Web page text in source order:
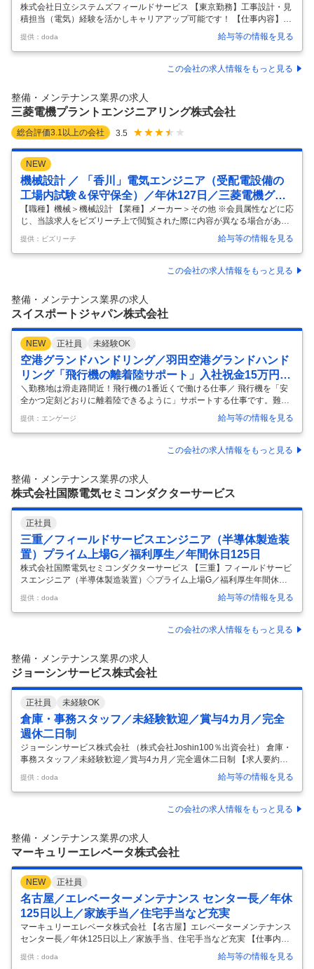
株式会社日立システムズフィールドサービス 【東京勤務】工事設計・見
積担当（電気）経験を活かしキャリアアップ可能です！ 【仕事内容】
【東京勤務】工事設計・見積担当（電気）経験を活かしキャリアアップ
可能です！ 【具体的な仕事内容】 【日立システムズ子会社／中途入社多
く馴染みやすい環境／福利厚生・教育体制充実で平均勤続年数22年超え
／有給の取りやすさ◎】 ■業務内容： 配属となる組織は、ファシリティ
います。お客様への訪問、設計、見積、施工仕様作成を行い、受注した
案件については状況により施工検査の立ち合いも行います。 今回は、電
気工事の…
提供：doda 給与等の情報を見る
この会社の求人情報をもっと見る
整備・メンテナンス業界の求人
三菱電機プラントエンジニアリング株式会社
総合評価3.1 以上の会社 3.5
NEW
機械設計 ／ 「香川」電気エンジニア（受配電設備の
工場内試験＆保守保全）／年休127日／三菱電機グル
ープ／インフラを支える安定した経営基盤
【職種】機械＞機械設計 【業種】メーカー＞その他 ※会員属性などに応
じ、当該求人をビズリーチ上で閲覧された際に内容が異なる場合があり
ます 【当社について】 当社は、三菱電機グループ企業であり、重電各種
プラントの保守/保全技術を基盤としたサービスソリューション事業を展
開しています。社会インフラを支え、景気に左右されない安定した経営
基盤を持ちながら、新技術の挑戦にも積極的に取り組んでいます。 【仕
(配電盤・遮断器)やC-GIS設備の工場内出荷試験を実施いただきます。
試験後は全国のビルや工場等に納入し、客先にてメンテナンス業務を実
施 …
提供：ビズリーチ 給与等の情報を見る
この会社の求人情報をもっと見る
整備・メンテナンス業界の求人
スイスポートジャパン株式会社
NEW 正社員 未経験OK
空港グランドハンドリング／羽田空港グランドハンド
リング「飛行機の離着陸サポート」入社祝金15万円／
賞与・住宅手当・引越補助有
＼勤務地は滑走路間近！飛行機の1番近くで働ける仕事／ 飛行機を「安
全かつ定刻どおりに離着陸できるように」サポートする仕事です。難し
そうに感じるかもしれませんが、先輩のほとんどが未経験スタート！ ≪
仕事の流れ≫ ▼マーシャリング 空港に着陸した飛行機を、手旗を使って
ゲートまで誘導します。 ▼地上業務のサポート チームに分かれ下記業務
をこなします。 ・パッセンジャー・ボーディング・ブリッジ（搭乗橋）
備 定刻通り出発できるよう飛行機の準備をします。 ・乗客手荷物や貨物
の積み込み ・機内清掃 など ▼プッシュバック トーイングカーと
提供：エンゲージ 給与等の情報を見る
この会社の求人情報をもっと見る
整備・メンテナンス業界の求人
株式会社国際電気セミコンダクターサービス
正社員
三重／フィールドサービスエンジニア（半導体製造装
置）プライム上場G／福利厚生／年間休日125日
株式会社国際電気セミコンダクターサービス 【三重】フィールドサービ
スエンジニア（半導体製造装置）◇プライム上場G／福利厚生年間休日1
25日 【仕事内容】 【三重】フィールドサービスエンジニア（半導体製
造装置）◇プライム上場G／福利厚生年間休日125日 【具体的な仕事内
容】 半導体製造装置（株式会社KOKUSAI ELECTRIC社製）の搬入、セ
ットアップから保守メンテナンス、改造などの業務に携わっていただき
ただきます。 ■お客様工場への新規装置の搬入セットアップ業務 ■お客
様工場の既存装置への保守、改造、サービスプロダクトの提
提供：doda 給与等の情報を見る
この会社の求人情報をもっと見る
整備・メンテナンス業界の求人
ジョーシンサービス株式会社
正社員 未経験OK
倉庫・事務スタッフ／未経験歓迎／賞与4カ月／完全
週休二日制
ジョーシンサービス株式会社 （株式会社Joshin100％出資会社） 倉庫・
事務スタッフ／未経験歓迎／賞与4カ月／完全週休二日制 【求人要約】
★大手上場グループで安心！Joshin100％出資 ★未経験歓迎！異業種か
ら入社した先輩も多数活躍中 ★定着率97％！完全週休二日制／賞与4カ
月分 Joshinグループならではの安定感！ 腰を据えて長く働きませんか？
＼POINT！／ ◆Joshinグループの安定基盤！ ◆年収例390万円以上！ ◆
7％超 ◎当社について … 関西を中心に全国に220店舗を展開する大手家
電量販店「 …
提供：doda 給与等の情報を見る
この会社の求人情報をもっと見る
整備・メンテナンス業界の求人
マーキュリーエレベータ株式会社
NEW 正社員
名古屋／エレベーターメンテナンス センター長／年休
125日以上／家族手当／住宅手当など充実
マーキュリーエレベータ株式会社 【名古屋】エレベーターメンテナンス
センター長／年休125日以上／家族手当、住宅手当など充実 【仕事内
容】 【名古屋】エレベーターメンテナンス センター長／年休125日以上
／家族手当、住宅手当など充実 【具体的な仕事内容】 ～エレベーター・
提供：doda 給与等の情報を見る